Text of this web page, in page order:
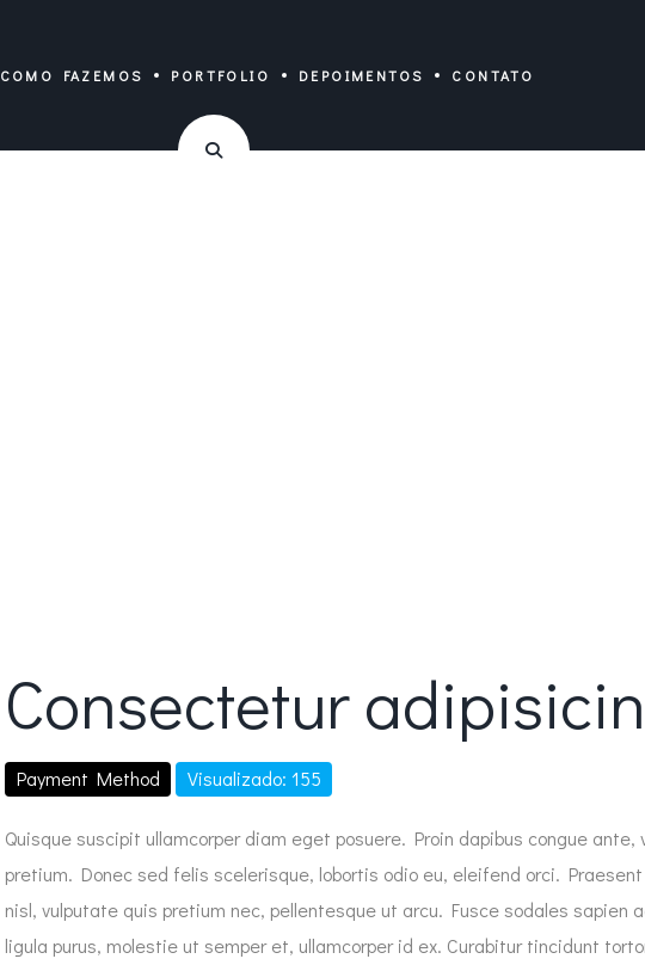
COMO FAZEMOS PORTFOLIO DEPOIMENTOS CONTATO
Consectetur
Payment Method Visualizado: 155
Quisque suscipit ullamcorper diam eget posuere. Proin dapibus congue ante,
pretium. Donec sed felis scelerisque, lobortis odio eu, eleifend orci.
nisl, vulputate quis pretium nec, pellentesque ut arcu. Fusce sodales sapien
ligula purus, molestie ut semper et, ullamcorper id ex. Curabitur tincidunt